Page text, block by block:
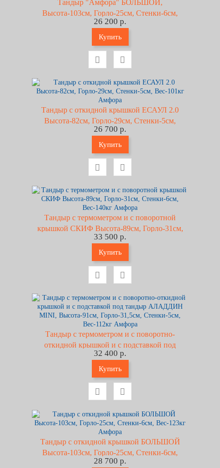
Тандыр "Амфора" БОЛЬШОЙ,
Высота-103см, Горло-25см, Стенки-6см,
Вес-123кг
26 200 р.
Купить
Тандыр с откидной крышкой ЕСАУЛ 2.0
Высота-82см, Горло-29см, Стенки-5см,
Вес-101кг Амфора
26 700 р.
Купить
Тандыр с термометром и с поворотной
крышкой СКИФ Высота-89см, Горло-31см,
Стенки-6см, Вес-140кг Амфора
33 500 р.
Купить
Тандыр с термометром и с поворотно-
откидной крышкой и с подставкой под
тандыр АЛАДДИН MINI, Высота-91см,
Горло-31,5см, Стенки-5см, Вес-112кг Амфора
32 400 р.
Купить
Тандыр с откидной крышкой БОЛЬШОЙ
Высота-103см, Горло-25см, Стенки-6см,
Вес-123кг Амфора
28 700 р.